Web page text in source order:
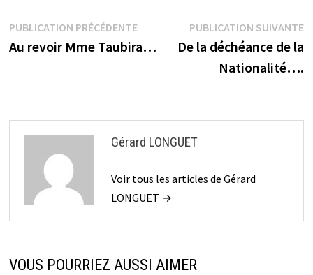
Navigation
de
PUBLICATION PRÉCÉDENTEPublication
précédente :
Au revoir Mme Taubira…
PUBLICATION SUIVANTE
De la déchéance de la
Nationalité….
Gérard LONGUET
Voir tous les articles de Gérard
LONGUET →
VOUS POURRIEZ AUSSI AIMER